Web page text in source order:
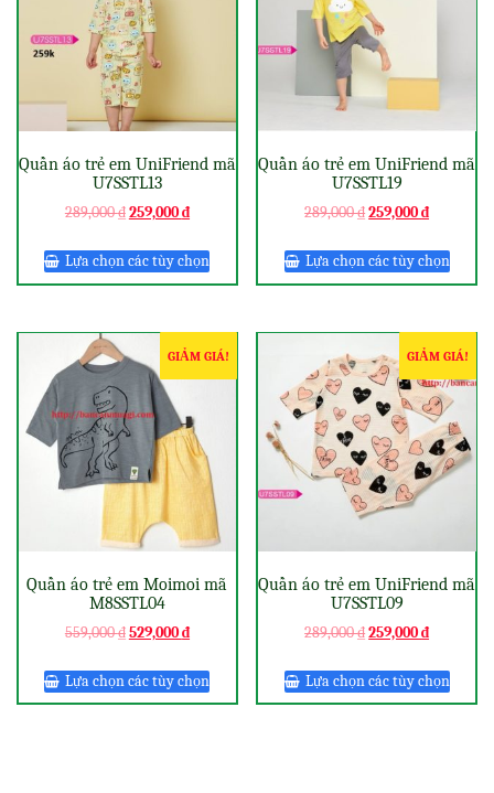
Quần áo trẻ em UniFriend mã
U7SSTL13
289,000₫259,000₫
Lựa chọn các tùy chọn
Quần áo trẻ em UniFriend mã
U7SSTL19
289,000₫259,000₫
Lựa chọn các tùy chọn
GIẢM GIÁ!
Quần áo trẻ em Moimoi mã
M8SSTL04
559,000₫529,000₫
Lựa chọn các tùy chọn
GIẢM GIÁ!
Quần áo trẻ em UniFriend mã
U7SSTL09
289,000₫259,000₫
Lựa chọn các tùy chọn